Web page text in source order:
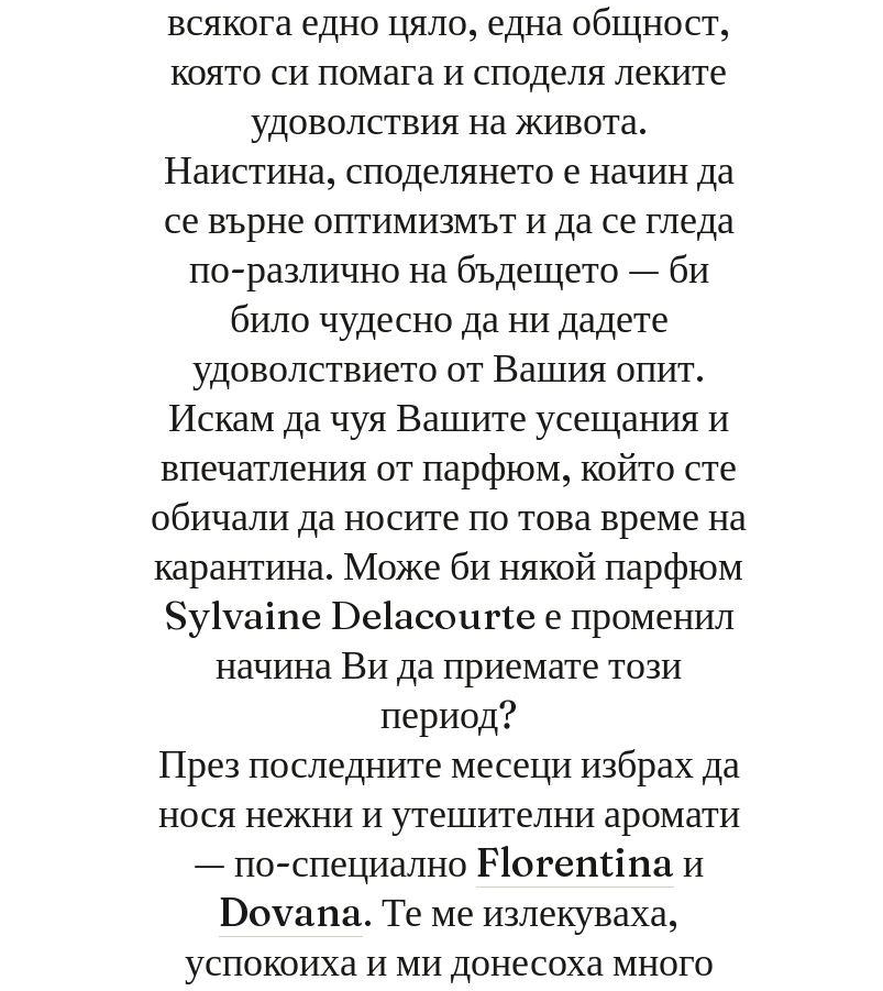
всякога едно цяло, една общност,
която си помага и споделя леките
удоволствия на живота.
Наистина, споделянето е начин да
се върне оптимизмът и да се гледа
по-различно на бъдещето — би
било чудесно да ни дадете
удоволствието от Вашия опит.
Искам да чуя Вашите усещания и
впечатления от парфюм, който сте
обичали да носите по това време на
карантина. Може би някой парфюм
Sylvaine Delacourte е променил
начина Ви да приемате този
период?
През последните месеци избрах да
нося нежни и утешителни аромати
— по-специално Florentina и
Dovana. Те ме излекуваха,
успокоиха и ми донесоха много